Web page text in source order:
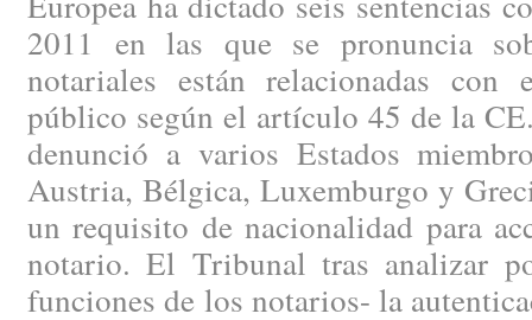
2011 en las que se pronuncia
notariales están relacionadas
público según el artículo 45 de la
denunció a varios Estados
Austria, Bélgica, Luxemburgo y
un requisito de nacionalidad para
notario. El Tribunal tras analizar
funciones de los notarios- la